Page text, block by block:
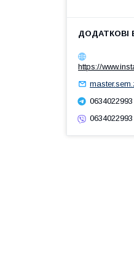
https://
0634022993
0634022993